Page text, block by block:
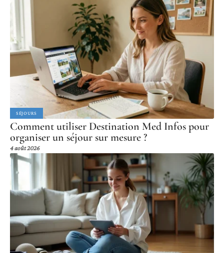
SÉJOURS
Comment utiliser Destination Med Infos pour
organiser un séjour sur mesure ?
4 août 2026